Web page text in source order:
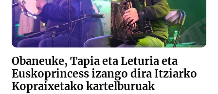
Obaneuke, Tapia eta Leturia eta
Euskoprincess izango dira Itziarko
Kopraixetako kartelburuak